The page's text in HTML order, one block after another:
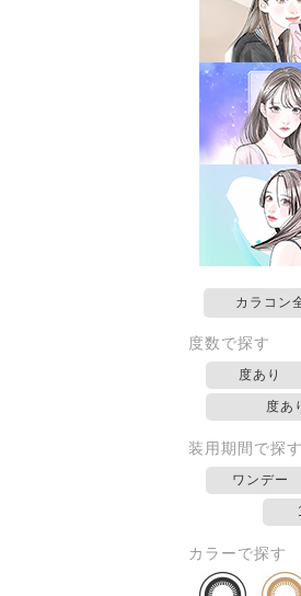
カラコン
度数で探す
度あり
度あ
装用期間で探す
ワンデー
カラーで探す